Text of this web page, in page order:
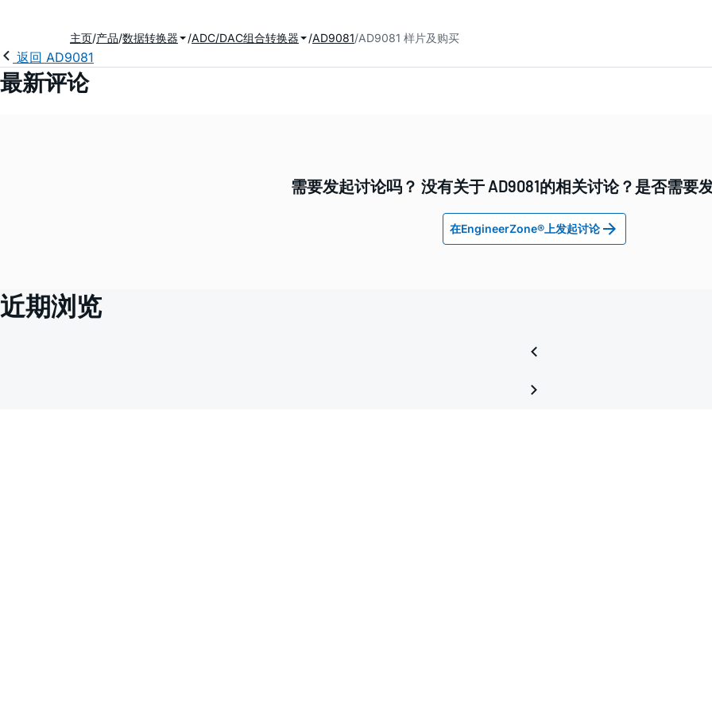
主页 产品 数据转换器 ADC/DAC组合转换器 AD9081 AD9081 样片及购买
返回 AD9081
最新评论
需要发起讨论吗？ 没有关于 AD9081的相关讨论？是否需要
在EngineerZone®上发起讨论
近期浏览